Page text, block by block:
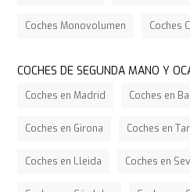
Coches Monovolumen Coches
COCHES DE SEGUNDA MANO Y
Coches en Madrid Coches en
Coches en Girona Coches en
Coches en Lleida Coches en